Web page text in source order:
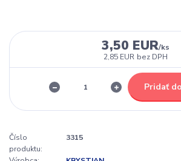
3,50 EUR/ks
2,85 EUR bez DPH
Pridať
Číslo
produktu:
3315